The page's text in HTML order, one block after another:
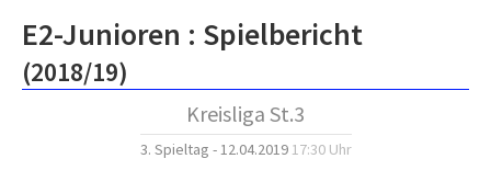
E2-Junioren : Spielbericht
(2018/19)
Kreisliga St.3
3. Spieltag - 12.04.2019 17:30 Uhr